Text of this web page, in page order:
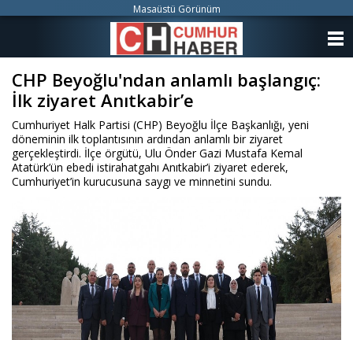
CHP Beyoğlu'ndan anlamlı başlangıç:
İlk ziyaret Anıtkabir’e
Cumhuriyet Halk Partisi (CHP) Beyoğlu İlçe Başkanlığı, yeni
döneminin ilk toplantısının ardından anlamlı bir ziyaret
gerçekleştirdi. İlçe örgütü, Ulu Önder Gazi Mustafa Kemal
Atatürk’ün ebedi istirahatgahı Anıtkabir’i ziyaret ederek,
Cumhuriyet’in kurucusuna saygı ve minnetini sundu.
Masaüstü Görünüm
KATEGORİLER
ANKETLER
FOTO GALERİ
VİDEO GALERİ
KÜNYE
İLETİŞİM